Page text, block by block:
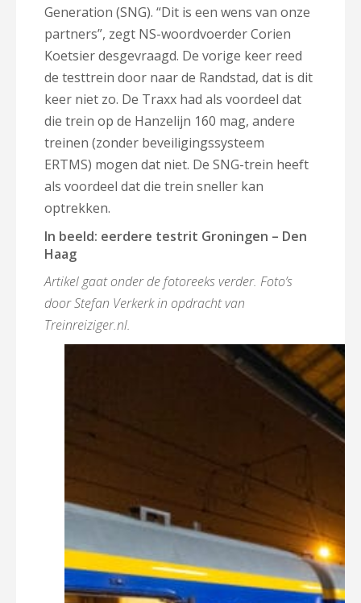
Generation (SNG). “Dit is een wens van onze
partners”, zegt NS-woordvoerder Corien
Koetsier desgevraagd. De vorige keer reed
de testtrein door naar de Randstad, dat is dit
keer niet zo. De Traxx had als voordeel dat
die trein op de Hanzelijn 160 mag, andere
treinen (zonder beveiligingssysteem
ERTMS) mogen dat niet. De SNG-trein heeft
als voordeel dat die trein sneller kan
optrekken.
In beeld: eerdere testrit Groningen – Den
Haag
Artikel gaat onder de fotoreeks verder. Foto’s
door Stefan Verkerk in opdracht van
Treinreiziger.nl.